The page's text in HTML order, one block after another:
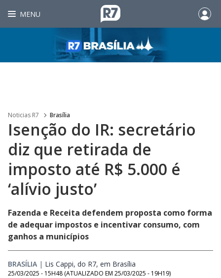
MENU
Noticias R7 Brasília
Isenção do IR: secretário
diz que retirada de
imposto até R$ 5.000 é
‘alívio justo’
Fazenda e Receita defendem proposta como forma
de adequar impostos e incentivar consumo, com
ganhos a municípios
BRASÍLIA | Lis Cappi, do R7, em Brasília
25/03/2025 - 15H48 (ATUALIZADO EM 25/03/2025 - 19H19)